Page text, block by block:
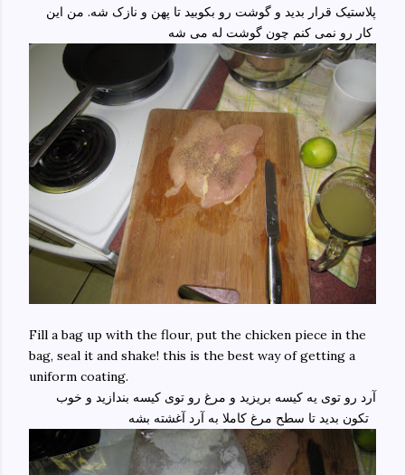
پلاستیک قرار بدید و گوشت رو بکوبید تا پهن و نازک شه. من این
Fill a bag up with the flour, put the chicken piece in the
bag, seal it and shake! this is the best way of getting a
uniform coating.
آرد رو توی یه کیسه بریزید و مرغ رو توی کیسه بندازید و خوب